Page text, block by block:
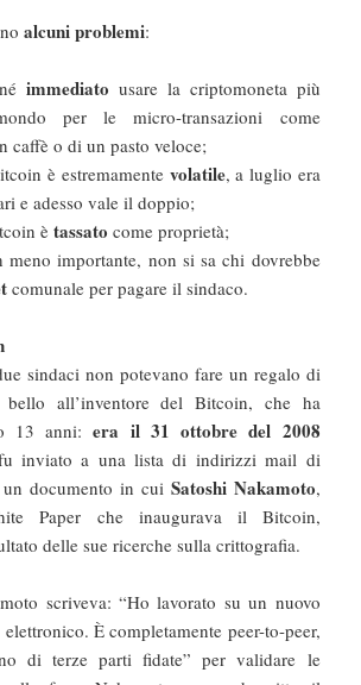
alcuni problemi:
immediato usare la criptomoneta più
per le micro-transazioni come
caffè o di un pasto veloce;
è estremamente volatile, a luglio era
e adesso vale il doppio;
ètassatocome proprietà;
meno importante, non si sa chi dovrebbe
comunale per pagare il sindaco.
sindaci non potevano fare un regalo di
bello all’inventore del Bitcoin, che ha
13 anni:era il 31 ottobre del 2008
inviato a una lista di indirizzi mail di
documento in cui Satoshi Nakamoto,
Paper che inaugurava il Bitcoin,
delle sue ricerche sulla crittografia.
scriveva: “Ho lavorato su un nuovo
È completamente peer-to-peer,
di terze parti fidate” per validare le